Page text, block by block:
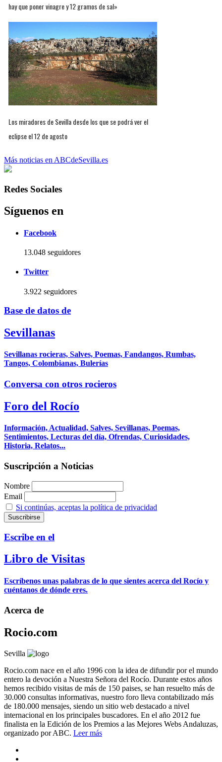
hay que poner vinagre y 12 gramos de sal»
Los miradores de Sevilla desde los que se podrá ver el
eclipse el 12 de agosto
Más noticias en ABCdeSevilla.es
Redes Sociales
Síguenos en
Facebook
13.048 seguidores
Twitter
3.922 seguidores
Base de datos de
Sevillanas
Sevillanas rocieras, Salves, Poemas, Fandangos, Rumbas,
Tangos, Colombianas, Bulerías
Conversa con otros rocieros
Foro del Rocío
Información, Actualidad, Salves, Sevillanas, Poemas,
Sentimientos, Lecturas del día, Ofrendas, Curiosidades,
Historia, Relatos...
Suscripción a Noticias
Nombre
Email
Si continúas, aceptas la política de privacidad
Escribe en el
Libro de Visitas
Escríbenos unas palabras de lo que sientes acerca del Rocío y
cuéntanos de dónde eres.
Acerca de
Rocio.com
Sevilla
Rocio.com nace en el año 1996 con la idea de difundir por el mundo
entero la devoción a Nuestra Señora del Rocío. Durante estos años
hemos recibido visitas de más de 150 paises, se han resuelto más de
30.000 consultas informativas, nuestro foro lleva contabilizado más
de 180.000 mensajes, siendo un sitio web destacado a nivel
internacional en los principales buscadores. En el año 2012 fue
finalista en la Edición de los Premios a las Mejores Webs Andaluzas,
organizado por ABC. Leer más